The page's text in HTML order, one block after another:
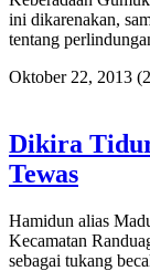
ini dikarenakan,
tentang
Oktober 22, 2013
Dikira
Tewas
Hamidun alias
Kecamatan
sebagai tukang